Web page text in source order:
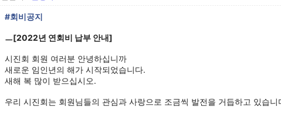
#회비공지
ㅡ[2022년 연회비 납부 안내]
시진회 회원 여러분 안녕하십니까
새로운 임인년의 해가 시작되었습니다.
새해 복 많이 받으십시오.
우리 시진회는 회원님들의 관심과 사랑으로 조금씩 발전을 거듭하고 있습니